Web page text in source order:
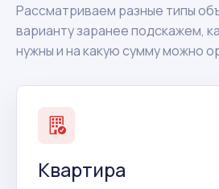
Рассматриваем разные типы
варианту заранее подскажем,
нужны и на какую сумму можно
Квартира